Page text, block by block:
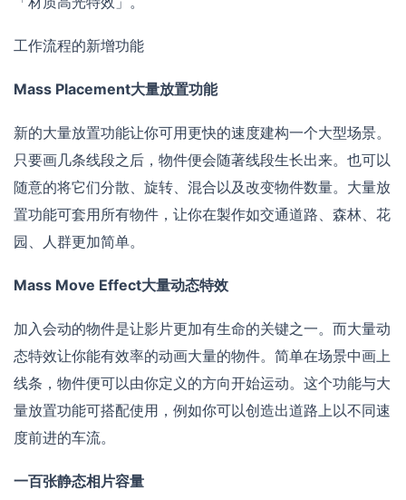
工作流程的新增功能
Mass Placement大量放置功能
新的大量放置功能让你可用更快的速度建构一个大型场景。
只要画几条线段之后，物件便会随著线段生长出来。也可以
随意的将它们分散、旋转、混合以及改变物件数量。大量放
置功能可套用所有物件，让你在製作如交通道路、森林、花
园、人群更加简单。
Mass Move Effect大量动态特效
加入会动的物件是让影片更加有生命的关键之一。而大量动
态特效让你能有效率的动画大量的物件。简单在场景中画上
线条，物件便可以由你定义的方向开始运动。这个功能与大
量放置功能可搭配使用，例如你可以创造出道路上以不同速
度前进的车流。
一百张静态相片容量